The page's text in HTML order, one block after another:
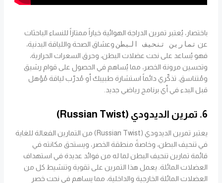
باختصار، يُعتبر تمرين الدراجة الهوائية خياراً ممتازاً للنساء الباحثات
عن تمارين تنحيف البطنوعشاق الصحة واللياقة البدنية،
فهو يُساعد على نحت عضلات البطن، وحرق السعرات الحرارية،
وتحسين مرونة الخصر، مما يُساهم في الحصول على قوام رشيق
ومُتناسق. تذكّري دائماً استشارة طبيبك أو مُدرّب لياقة مُؤهل
قبل البدء في أي برنامج رياضي جديد.
6. تمرين الديدودي (Russian Twist)
يعتبر تمرين الديدودي (Russian Twist) من التمارين الفعالة للغاية
في تنحيف البطن، وخاصةً منطقة الخصر، ويستحق مكانته في
قائمة تمارين تنحيف البطن لما له من فوائد عديدة في استهداف
العضلات المائلة. يعمل هذا التمرين على تقوية وتنشيط كل من
العضلات المائلة الخارجية والداخلية، مما يساهم في نحت خصر